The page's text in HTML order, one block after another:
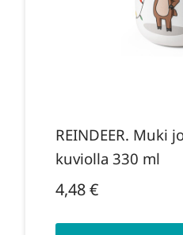
REINDEER. Muki
kuviolla 330 ml
4,48€